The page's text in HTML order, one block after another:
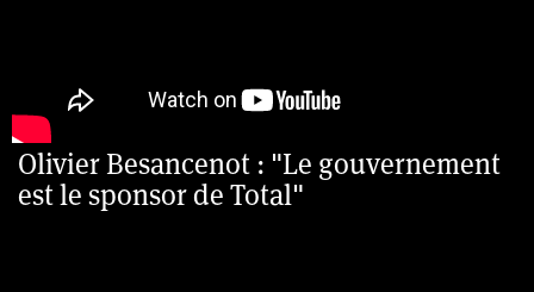
Olivier Besancenot : "Le gouvernement
est le sponsor de Total"